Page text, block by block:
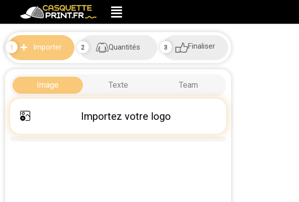
Importer Quantités Finaliser
Image Texte Team
Importez votre logo